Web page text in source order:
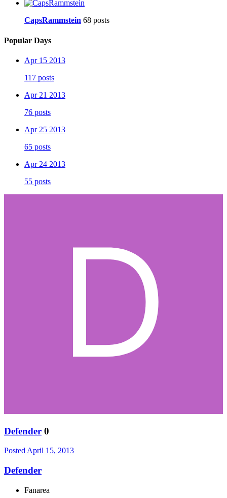
CapsRammstein 68 posts
Popular Days
Apr 15 2013
117 posts
Apr 21 2013
76 posts
Apr 25 2013
65 posts
Apr 24 2013
55 posts
Defender 0
Posted April 15, 2013
Defender
Fanarea